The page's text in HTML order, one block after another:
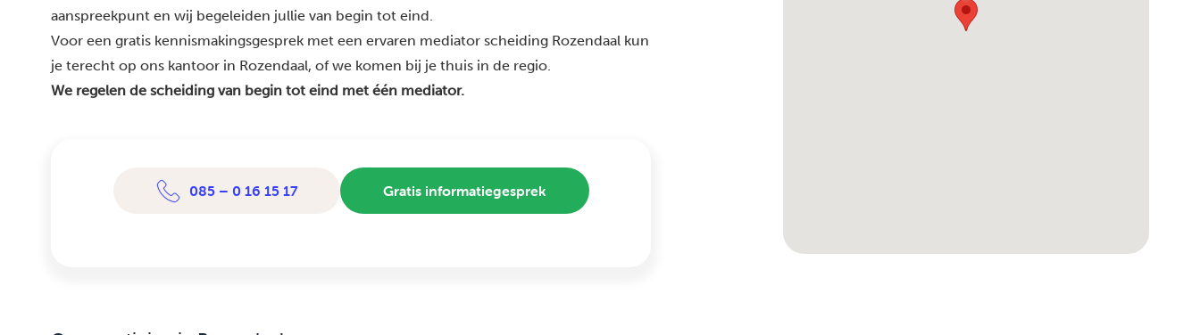
aanspreekpunt en wij begeleiden jullie van begin tot eind.
Voor een gratis kennismakingsgesprek met een ervaren mediator scheiding Rozendaal kun
je terecht op ons kantoor in Rozendaal, of we komen bij je thuis in de regio.
We regelen de scheiding van begin tot eind met één mediator.
085 – 0 16 15 17 Gratis informatiegesprek